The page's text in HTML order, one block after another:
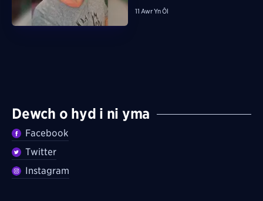
11 Awr Yn Ôl
Dewch o hyd i ni yma
Facebook
Twitter
Instagram